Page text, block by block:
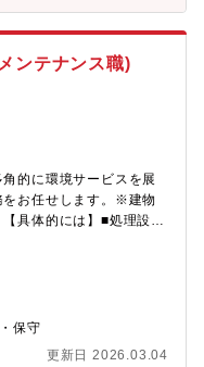
スキルに応じ、付与業
送変電研修所（日進
属箇所にて業務付与を
、地域の理解があって
備を活用した電力の安
ビジネスを支えて行く
ために、各地域に根付
て】中部電力パワーグ
電事業会社として、中
。当社は、災害に強い
価で安定的な電力をお
実現するための設備の
岐阜・長野）に配置し
では，変電所や送電鉄
名古屋市にある基幹系統
ンテナンス職)
的に環境サービスを展
をお任せします。※建物
具体的には】■処理設備
安定稼働を支える役割
ルを活かし、焼却炉の
やメンテナンスマニュ
推進していただきま
保守
更新日 2026.03.04